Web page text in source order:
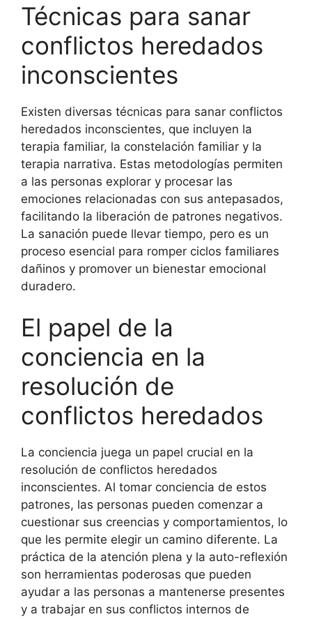
Técnicas para sanar
conflictos heredados
inconscientes
Existen diversas técnicas para sanar conflictos
heredados inconscientes, que incluyen la
terapia familiar, la constelación familiar y la
terapia narrativa. Estas metodologías permiten
a las personas explorar y procesar las
emociones relacionadas con sus antepasados,
facilitando la liberación de patrones negativos.
La sanación puede llevar tiempo, pero es un
proceso esencial para romper ciclos familiares
dañinos y promover un bienestar emocional
duradero.
El papel de la
conciencia en la
resolución de
conflictos heredados
La conciencia juega un papel crucial en la
resolución de conflictos heredados
inconscientes. Al tomar conciencia de estos
patrones, las personas pueden comenzar a
cuestionar sus creencias y comportamientos, lo
que les permite elegir un camino diferente. La
práctica de la atención plena y la auto-reflexión
son herramientas poderosas que pueden
ayudar a las personas a mantenerse presentes
y a trabajar en sus conflictos internos de